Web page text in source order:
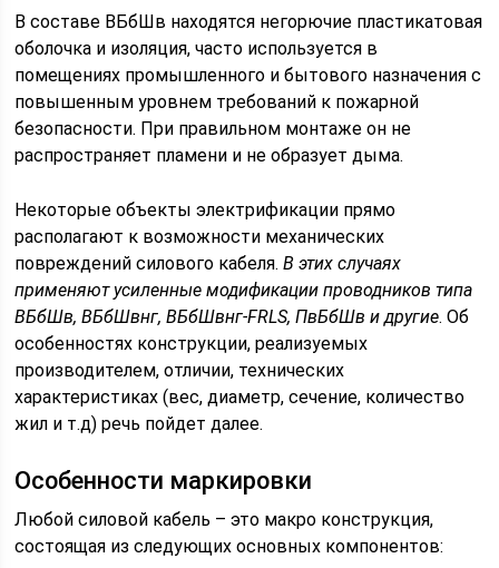
В составе ВБбШв находятся негорючие пластикатовая
оболочка и изоляция, часто используется в
помещениях промышленного и бытового назначения с
повышенным уровнем требований к пожарной
безопасности. При правильном монтаже он не
распространяет пламени и не образует дыма.
Некоторые объекты электрификации прямо
располагают к возможности механических
повреждений силового кабеля.В этих случаях
применяют усиленные модификации проводников типа
ВБбШв, ВБбШвнг, ВБбШвнг-FRLS, ПвБбШв и другие. Об
особенностях конструкции, реализуемых
производителем, отличии, технических
характеристиках (вес, диаметр, сечение, количество
жил и т.д) речь пойдет далее.
Особенности маркировки
Любой силовой кабель – это макро конструкция,
состоящая из следующих основных компонентов: